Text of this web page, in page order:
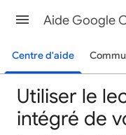
Aide Google
Centre d'aide
Utiliser le
intégré de